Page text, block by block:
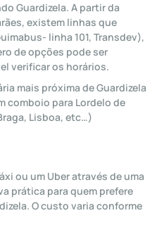
Guardizela. A partir da
existem linhas que
linha 101, Transdev),
de opções pode ser
verificar os horários.
mais próxima de Guardizela
comboio para Lordelo de
Lisboa, etc…)
ou um Uber através de uma
prática para quem prefere
O custo varia conforme